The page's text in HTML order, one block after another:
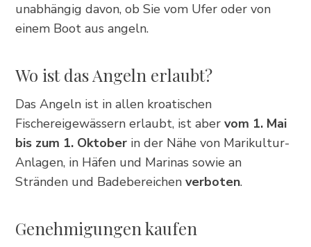
Call us
FOLLOW US
unabhängig davon, ob Sie vom Ufer oder von
einem Boot aus angeln.
Wo ist das Angeln erlaubt?
Das Angeln ist in allen kroatischen
Fischereigewässern erlaubt, ist abervom 1. Mai
bis zum 1. Oktober in der Nähe von Marikultur-
Anlagen, in Häfen und Marinas sowie an
Stränden und Badebereichenverboten.
Genehmigungen kaufen